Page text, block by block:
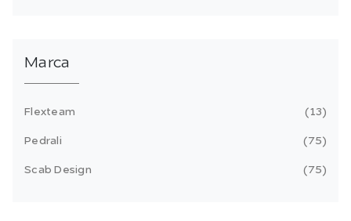
Marca
Flexteam 13
Pedrali 75
Scab Design 75